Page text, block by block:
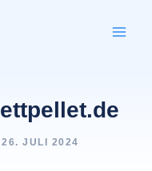
26. JULI 2024